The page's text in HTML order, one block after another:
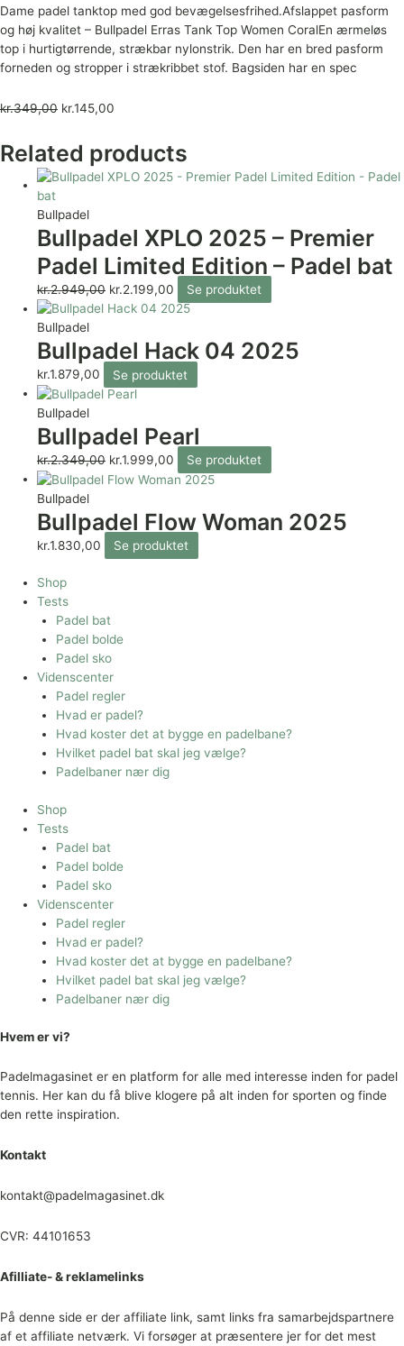
Dame padel tanktop med god bevægelsesfrihed.Afslappet pasform
og høj kvalitet – Bullpadel Erras Tank Top Women CoralEn ærmeløs
top i hurtigtørrende, strækbar nylonstrik. Den har en bred pasform
forneden og stropper i strækribbet stof. Bagsiden har en spec
kr.349,00 kr.145,00
Related products
Bullpadel
Bullpadel XPLO 2025 – Premier
Padel Limited Edition – Padel bat
kr.2.949,00 kr.2.199,00 Se produktet
Bullpadel
Bullpadel Hack 04 2025
kr.1.879,00 Se produktet
Bullpadel
Bullpadel Pearl
kr.2.349,00 kr.1.999,00 Se produktet
Bullpadel
Bullpadel Flow Woman 2025
kr.1.830,00 Se produktet
Shop
Tests
Padel bat
Padel bolde
Padel sko
Videnscenter
Padel regler
Hvad er padel?
Hvad koster det at bygge en padelbane?
Hvilket padel bat skal jeg vælge?
Padelbaner nær dig
Shop
Tests
Padel bat
Padel bolde
Padel sko
Videnscenter
Padel regler
Hvad er padel?
Hvad koster det at bygge en padelbane?
Hvilket padel bat skal jeg vælge?
Padelbaner nær dig
Hvem er vi?
Padelmagasinet er en platform for alle med interesse inden for padel
tennis. Her kan du få blive klogere på alt inden for sporten og finde
den rette inspiration.
Kontakt
kontakt@padelmagasinet.dk
CVR: 44101653
Afilliate- & reklamelinks
På denne side er der affiliate link, samt links fra samarbejdspartnere
af et affiliate netværk. Vi forsøger at præsentere jer for det mest